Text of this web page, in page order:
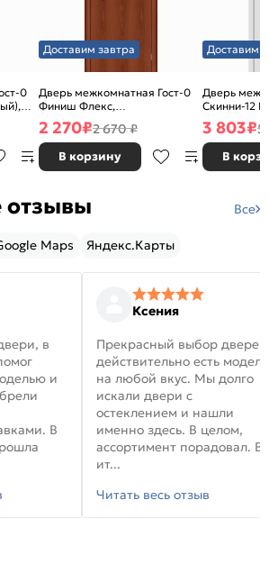
0
Доставим завтра
Дверь межкомнатная Гост-0
Финиш Флекс,
Ламинированные Л-11
(ИталОрех), глухая, каркасно-
щитовая
2 270₽2 670 ₽
В корзину
Доставим
Дверь
Скинни-12
глухая,
3 803₽5
В
отзывы Все
Maps Яндекс.Карты
в
и
В
Ксения
Прекрасный выбор
действительно есть модели
на любой вкус. Мы долго
искали двери с
остеклением и нашли
именно здесь. В целом,
ассортимент порадовал. В
ит...
Читать весь отзыв